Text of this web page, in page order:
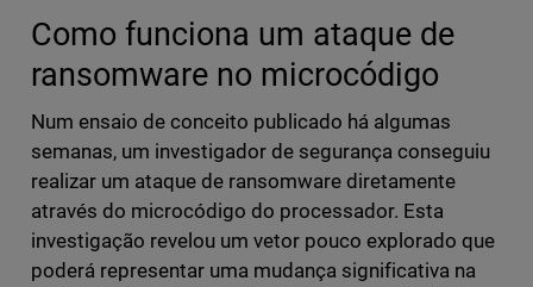
Como funciona um ataque de
ransomware no microcódigo
Num ensaio de conceito publicado há algumas
semanas, um investigador de segurança conseguiu
realizar um ataque de ransomware diretamente
através do microcódigo do processador. Esta
investigação revelou um vetor pouco explorado que
poderá representar uma mudança significativa na